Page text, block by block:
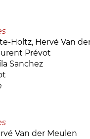
Holtz, Hervé Van
Prévot
Sanchez
Van der Meulen